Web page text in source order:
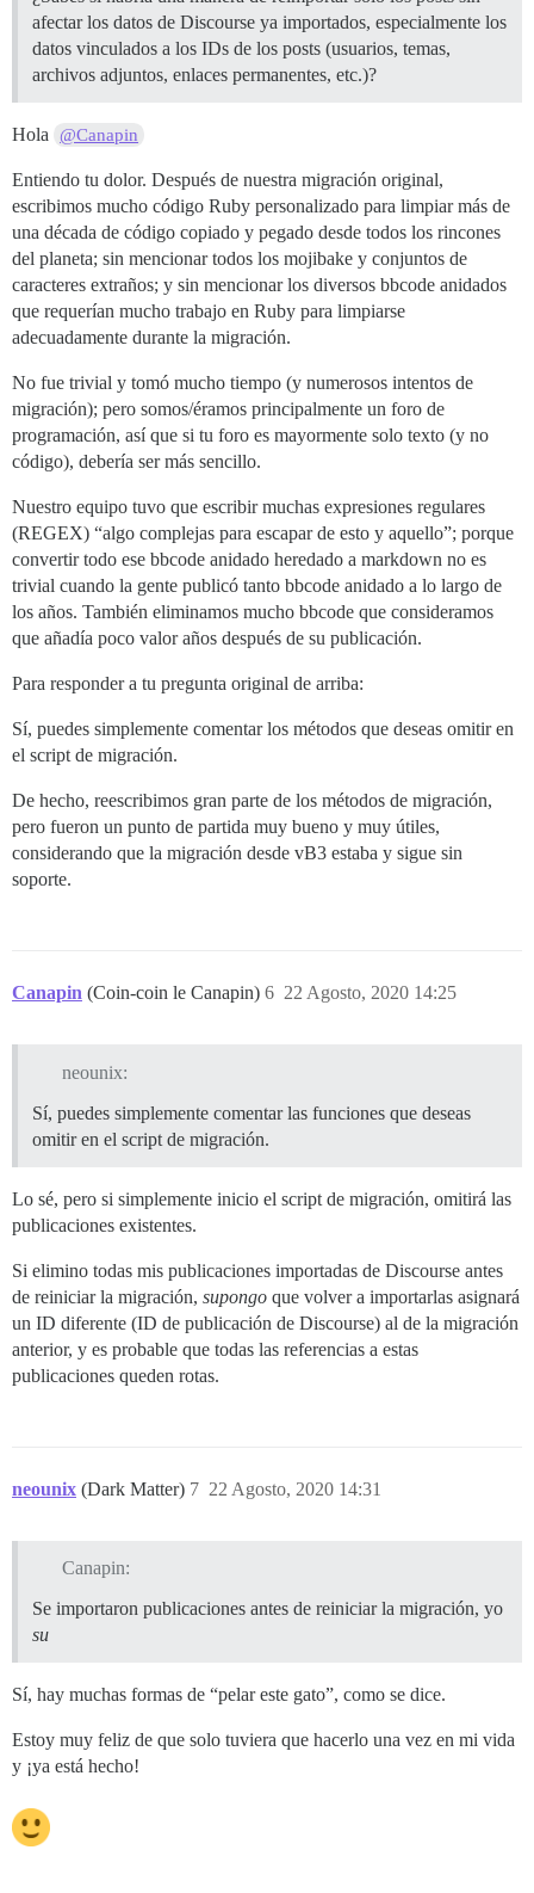
afectar los datos de Discourse ya importados, especialmente los
datos vinculados a los IDs de los posts (usuarios, temas,
archivos adjuntos, enlaces permanentes, etc.)?
Hola @Canapin
Entiendo tu dolor. Después de nuestra migración original,
escribimos mucho código Ruby personalizado para limpiar más de
una década de código copiado y pegado desde todos los rincones
del planeta; sin mencionar todos los mojibake y conjuntos de
caracteres extraños; y sin mencionar los diversos bbcode anidados
que requerían mucho trabajo en Ruby para limpiarse
adecuadamente durante la migración.
No fue trivial y tomó mucho tiempo (y numerosos intentos de
migración); pero somos/éramos principalmente un foro de
programación, así que si tu foro es mayormente solo texto (y no
código), debería ser más sencillo.
Nuestro equipo tuvo que escribir muchas expresiones regulares
(REGEX) “algo complejas para escapar de esto y aquello”; porque
convertir todo ese bbcode anidado heredado a markdown no es
trivial cuando la gente publicó tanto bbcode anidado a lo largo de
los años. También eliminamos mucho bbcode que consideramos
que añadía poco valor años después de su publicación.
Para responder a tu pregunta original de arriba:
Sí, puedes simplemente comentar los métodos que deseas omitir en
el script de migración.
De hecho, reescribimos gran parte de los métodos de migración,
pero fueron un punto de partida muy bueno y muy útiles,
considerando que la migración desde vB3 estaba y sigue sin
soporte.
Canapin (Coin-coin le Canapin) 22 Agosto, 2020 14:25
6
neounix:
Sí, puedes simplemente comentar las funciones que deseas
omitir en el script de migración.
Lo sé, pero si simplemente inicio el script de migración, omitirá las
publicaciones existentes.
Si elimino todas mis publicaciones importadas de Discourse antes
de reiniciar la migración, supongo que volver a importarlas asignará
un ID diferente (ID de publicación de Discourse) al de la migración
anterior, y es probable que todas las referencias a estas
publicaciones queden rotas.
neounix (Dark Matter) 22 Agosto, 2020 14:31
7
Canapin:
Se importaron publicaciones antes de reiniciar la migración, yo
su
Sí, hay muchas formas de “pelar este gato”, como se dice.
Estoy muy feliz de que solo tuviera que hacerlo una vez en mi vida
y ¡ya está hecho!